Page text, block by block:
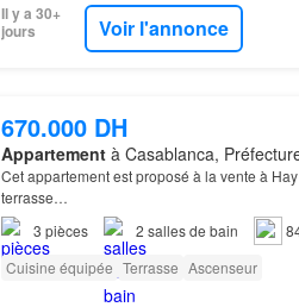
Il y a 30+
jours
Voir l'annonce
670.000 DH
Appartementà Casablanca,
Cet appartement est proposé à la vente à
terrasse…
3 pièces 2 salles de bain
Cuisine équipée Terrasse Ascenseur